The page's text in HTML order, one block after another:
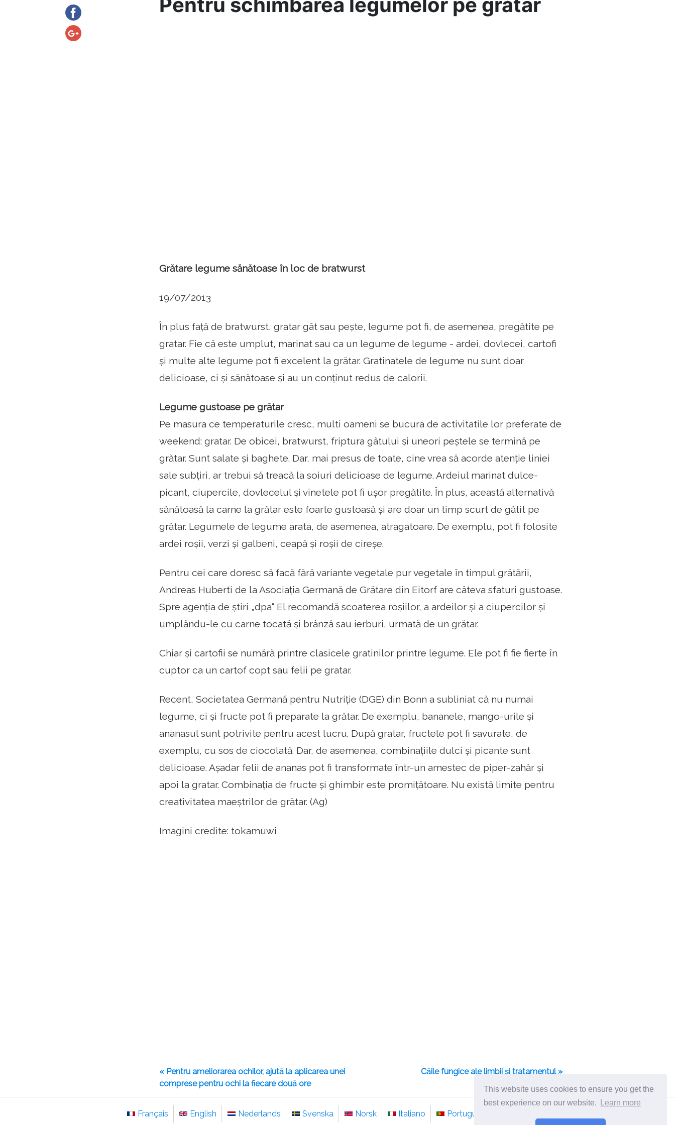
This website uses cookies to ensure you get the
best experience on our website.
Learn more
Grătare legume sănătoase în loc de bratwurst
19/07/2013
În plus față de bratwurst, gratar gât sau pește, legume pot fi, de asemenea, pregătite pe
gratar. Fie că este umplut, marinat sau ca un legume de legume - ardei, dovlecei, cartofi
și multe alte legume pot fi excelent la grătar. Gratinatele de legume nu sunt doar
delicioase, ci și sănătoase și au un conținut redus de calorii.
Legume gustoase pe grătar
Pe masura ce temperaturile cresc, multi oameni se bucura de activitatile lor preferate de
weekend: gratar. De obicei, bratwurst, friptura gâtului și uneori peștele se termină pe
grătar. Sunt salate și baghete. Dar, mai presus de toate, cine vrea să acorde atenție liniei
sale subțiri, ar trebui să treacă la soiuri delicioase de legume. Ardeiul marinat dulce-
picant, ciupercile, dovlecelul și vinetele pot fi ușor pregătite. În plus, această alternativă
sănătoasă la carne la grătar este foarte gustoasă și are doar un timp scurt de gătit pe
grătar. Legumele de legume arata, de asemenea, atragatoare. De exemplu, pot fi folosite
ardei roșii, verzi și galbeni, ceapă și roșii de cireșe.
Pentru cei care doresc să facă fără variante vegetale pur vegetale în timpul grătării,
Andreas Huberti de la Asociația Germană de Grătare din Eitorf are câteva sfaturi gustoase.
Spre agenția de știri „dpa“ El recomandă scoaterea roșiilor, a ardeilor și a ciupercilor și
umplându-le cu carne tocată și brânză sau ierburi, urmată de un grătar.
Chiar și cartofii se numără printre clasicele gratinilor printre legume. Ele pot fi fie fierte în
cuptor ca un cartof copt sau felii pe gratar.
Recent, Societatea Germană pentru Nutriție (DGE) din Bonn a subliniat că nu numai
legume, ci și fructe pot fi preparate la grătar. De exemplu, bananele, mango-urile și
ananasul sunt potrivite pentru acest lucru. După gratar, fructele pot fi savurate, de
exemplu, cu sos de ciocolată. Dar, de asemenea, combinațiile dulci și picante sunt
delicioase. Așadar felii de ananas pot fi transformate într-un amestec de piper-zahăr și
apoi la gratar. Combinația de fructe și ghimbir este promițătoare. Nu există limite pentru
creativitatea maeștrilor de grătar. (Ag)
Imagini credite: tokamuwi
« Pentru ameliorarea ochilor, ajută la aplicarea unei
comprese pentru ochi la fiecare două ore
Căile fungice ale limbii și tratamentul »
Français English Nederlands Svenska Norsk Italiano Português